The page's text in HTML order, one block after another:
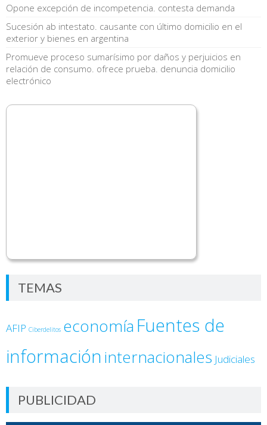
Opone excepción de incompetencia. contesta demanda
Sucesión ab intestato. causante con último domicilio en el
exterior y bienes en argentina
Promueve proceso sumarísimo por daños y perjuicios en
relación de consumo. ofrece prueba. denuncia domicilio
electrónico
TEMAS
AFIP Ciberdelitos economía Fuentes de
informacióninternacionales Judiciales
PUBLICIDAD